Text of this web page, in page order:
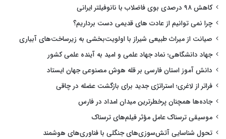
کاهش ۹۸ درصدی بوی فاضلاب با نانوفیلتر ایرانی
چرا نمی توانیم از عادت های قدیمی دست برداریم؟
صیانت از میراث طبیعی شیراز با اولویت‌بخشی به زیرساخت‌های آبیاری
جهاد دانشگاهی؛ نماد جهاد علمی و امید به آینده علمی کشور
دانش آموز استان فارسی بر قله هوش مصنوعی جهان ایستاد
فراتر از لاغری؛ استراتژی جدید برای بازگشت عضله در چاقی
جاده‌ها همچنان پرخطرترین میدان امداد در فارس
موسیقی ترسناک عامل مؤثر فیلم‌های ترسناک
تحول شناسایی آتش‌سوزی‌های جنگلی با فناوری‌های هوشمند